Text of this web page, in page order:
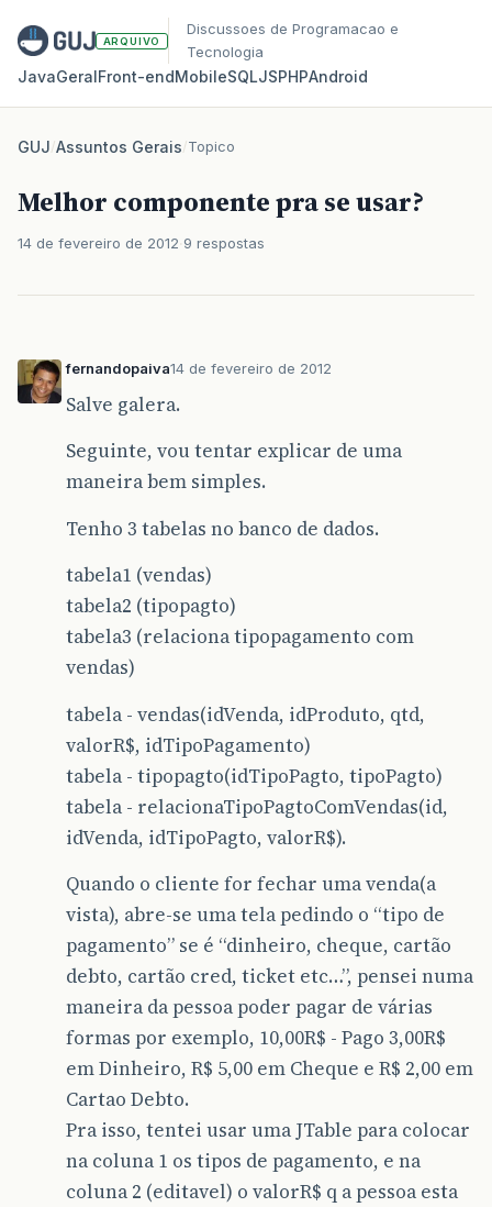
ARQUIVO
Discussoes de Programacao e
Tecnologia
JavaGeralFront‑endMobileSQLJSPHPAndroid
GUJ/Assuntos Gerais/Topico
Melhor componente pra se usar?
14 de fevereiro de 2012 9 respostas
fernandopaiva14 de fevereiro de 2012
Salve galera.
Seguinte, vou tentar explicar de uma
maneira bem simples.
Tenho 3 tabelas no banco de dados.
tabela1 (vendas)
tabela2 (tipopagto)
tabela3 (relaciona tipopagamento com
vendas)
tabela - vendas(idVenda, idProduto, qtd,
valorR$, idTipoPagamento)
tabela - tipopagto(idTipoPagto, tipoPagto)
tabela - relacionaTipoPagtoComVendas(id,
idVenda, idTipoPagto, valorR$).
Quando o cliente for fechar uma venda(a
vista), abre-se uma tela pedindo o “tipo de
pagamento” se é “dinheiro, cheque, cartão
debto, cartão cred, ticket etc…”, pensei numa
maneira da pessoa poder pagar de várias
formas por exemplo, 10,00R$ - Pago 3,00R$
em Dinheiro, R$ 5,00 em Cheque e R$ 2,00 em
Cartao Debto.
Pra isso, tentei usar uma JTable para colocar
na coluna 1 os tipos de pagamento, e na
coluna 2 (editavel) o valorR$ q a pessoa esta